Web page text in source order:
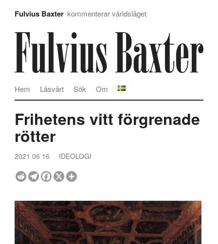
Fulvius Baxter kommenterar världsläget
Om
Sök
Läsvärt
Hem
Frihetens vitt förgrenade
rötter
2021 06 16 IDEOLOGI